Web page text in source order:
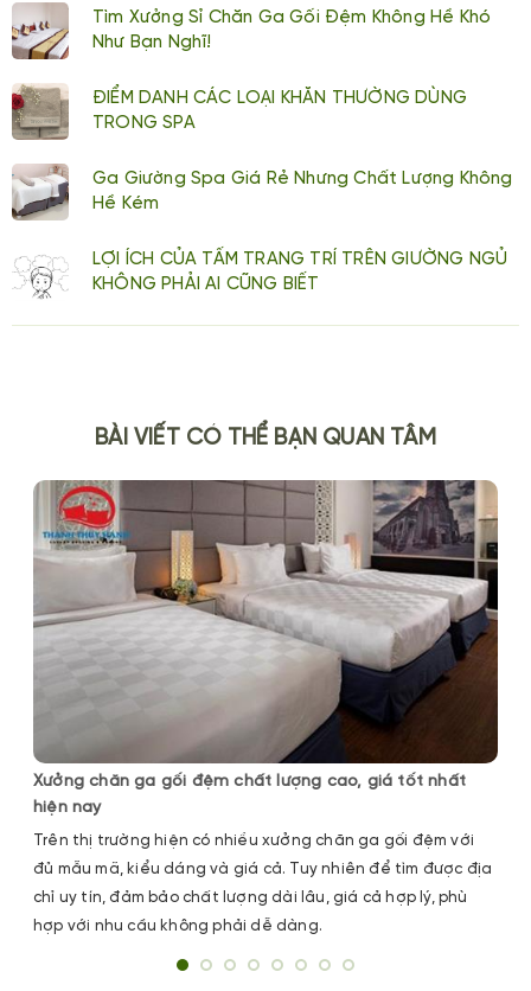
Tìm Xưởng Sỉ Chăn Ga Gối Đệm Không Hề Khó
Như Bạn Nghĩ!
ĐIỂM DANH CÁC LOẠI KHĂN THƯỜNG DÙNG
TRONG SPA
Ga Giường Spa Giá Rẻ Nhưng Chất Lượng Không
Hề Kém
LỢI ÍCH CỦA TẤM TRANG TRÍ TRÊN GIƯỜNG NGỦ
KHÔNG PHẢI AI CŨNG BIẾT
BÀI VIẾT CÓ THỂ BẠN QUAN TÂM
Xưởng chăn ga gối đệm chất lượng cao, giá tốt nhất
hiện nay
Trên thị trường hiện có nhiều xưởng chăn ga gối đệm với
đủ mẫu mã, kiểu dáng và giá cả. Tuy nhiên để tìm được địa
chỉ uy tín, đảm bảo chất lượng dài lâu, giá cả hợp lý, phù
hợp với nhu cầu không phải dễ dàng.